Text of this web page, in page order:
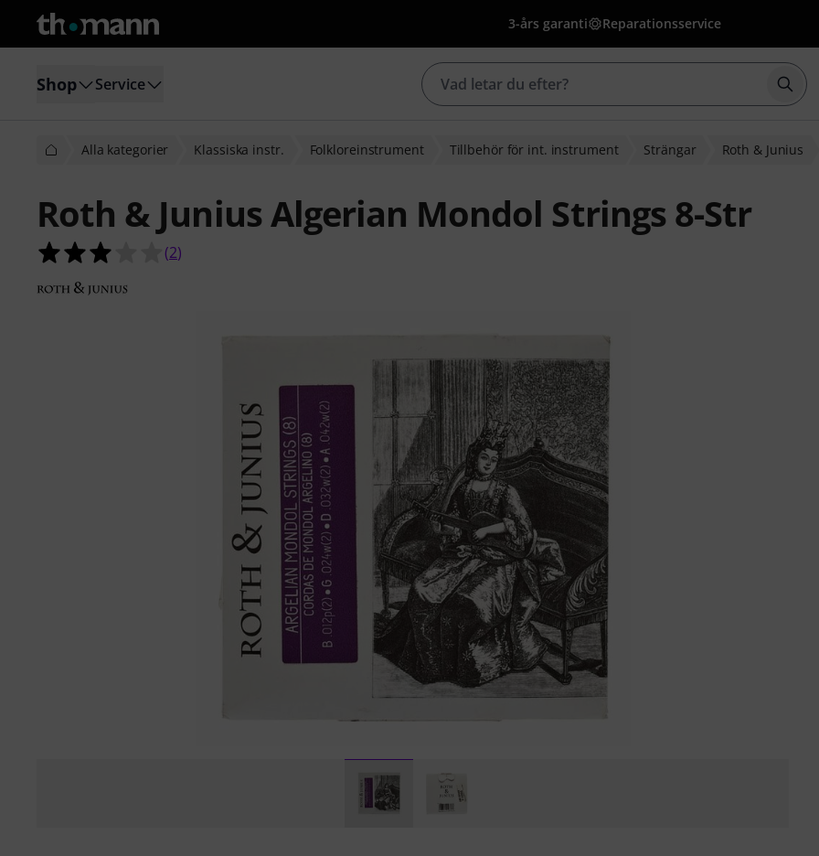
3-års garanti Reparationsservice
Shop Service
Alla kategorier Klassiska instr. Folkloreinstrument Tillbehör för int. instrument Strängar Roth & Junius
Roth & Junius Algerian Mondol Strings 8-Str
3.0 av 5 stjärnor från 2 kundbetyg
(2)